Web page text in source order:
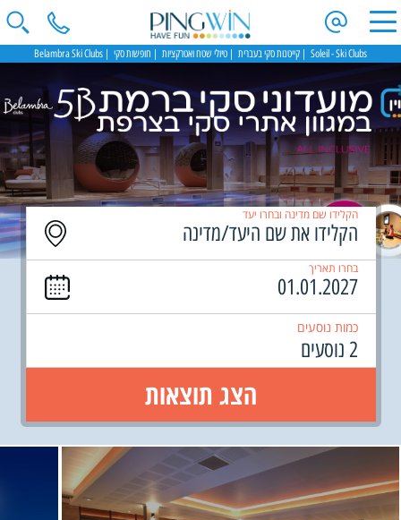
Soleil - Ski Clubs קייטנות סקי בעברית טיולי שטח ואטרקציות חופשות סקי Belambra Ski Clubs
‹
›
הקלידו שם מדינה ובחרו יעד
בחרו תאריך
כמות נוסעים
2 נוסעים
הצג תוצאות